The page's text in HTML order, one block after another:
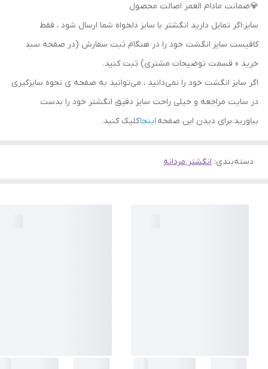
💎ضمانت مادام العمر اصالت محصول
سایز:اگر تمایل دارید انگشتر با سایز دلخواه شما ارسال شود ، فقط
کافیست سایز انگشت خود را در هنگام ثبت سفارش (در صفحه سبد
خرید » قسمت توضیحات مشتری) ثبت کنید.
اگر سایز انگشت خود را نمی‌دانید ، می‌توانید به صفحه ی نحوه سایزگیری
در سایت مراجعه و خیلی راحت سایز دقیق انگشتر خود را بدست
بیاورید.برای دیدن این صفحه اینجاکلیک کنید.
دسته‌بندی: انگشتر مردانه